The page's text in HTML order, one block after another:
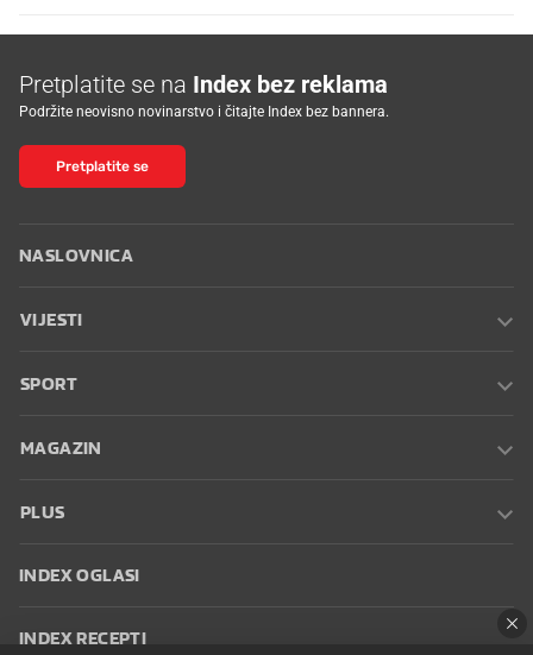
Pretplatite se na Index bez reklama
Podržite neovisno novinarstvo i čitajte Index bez bannera.
Pretplatite se
NASLOVNICA
VIJESTI
SPORT
MAGAZIN
PLUS
INDEX OGLASI
INDEX RECEPTI